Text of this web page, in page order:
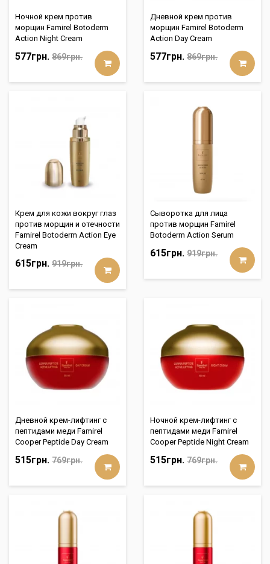
Ночной крем против
морщин Famirel Botoderm
Action Night Cream
577грн. 869грн.
Дневной крем против
морщин Famirel Botoderm
Action Day Cream
577грн. 869грн.
Крем для кожи вокруг глаз
против морщин и отечности
Famirel Botoderm Action Eye
Cream
615грн. 919грн.
Сыворотка для лица
против морщин Famirel
Botoderm Action Serum
615грн. 919грн.
Дневной крем-лифтинг с
пептидами меди Famirel
Cooper Peptide Day Cream
515грн. 769грн.
Ночной крем-лифтинг с
пептидами меди Famirel
Cooper Peptide Night Cream
515грн. 769грн.